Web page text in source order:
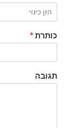
כותרת *
תגובה